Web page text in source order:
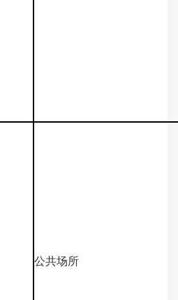
公共场所